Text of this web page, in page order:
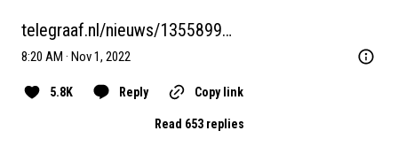
telegraaf.nl/nieuws/1355899…
8:20 AM · Nov 1, 2022
5.8K Reply Copy link
Read 653 replies